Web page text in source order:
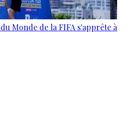
Monde de la FIFA s'apprête à